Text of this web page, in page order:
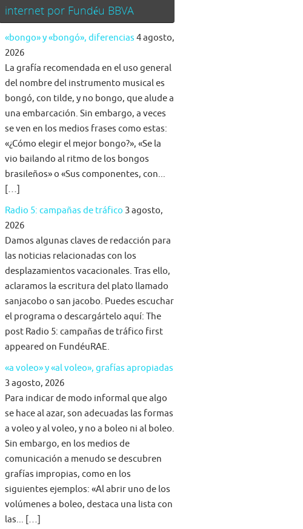
internet por Fundéu BBVA
«bongo» y «bongó», diferencias 4 agosto,
2026
La grafía recomendada en el uso general
del nombre del instrumento musical es
bongó, con tilde, y no bongo, que alude a
una embarcación. Sin embargo, a veces
se ven en los medios frases como estas:
«¿Cómo elegir el mejor bongo?», «Se la
vio bailando al ritmo de los bongos
brasileños» o «Sus componentes, con...
[…]
Radio 5: campañas de tráfico 3 agosto,
2026
Damos algunas claves de redacción para
las noticias relacionadas con los
desplazamientos vacacionales. Tras ello,
aclaramos la escritura del plato llamado
sanjacobo o san jacobo. Puedes escuchar
el programa o descargártelo aquí: The
post Radio 5: campañas de tráfico first
appeared on FundéuRAE.
«a voleo» y «al voleo», grafías apropiadas
3 agosto, 2026
Para indicar de modo informal que algo
se hace al azar, son adecuadas las formas
a voleo y al voleo, y no a boleo ni al boleo.
Sin embargo, en los medios de
comunicación a menudo se descubren
grafías impropias, como en los
siguientes ejemplos: «Al abrir uno de los
volúmenes a boleo, destaca una lista con
las... […]